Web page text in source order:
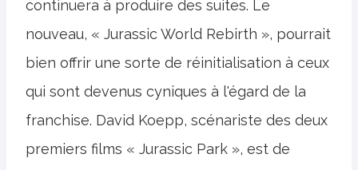
continuera à produire des suites. Le
nouveau, « Jurassic World Rebirth », pourrait
bien offrir une sorte de réinitialisation à ceux
qui sont devenus cyniques à l'égard de la
franchise. David Koepp, scénariste des deux
premiers films « Jurassic Park », est de